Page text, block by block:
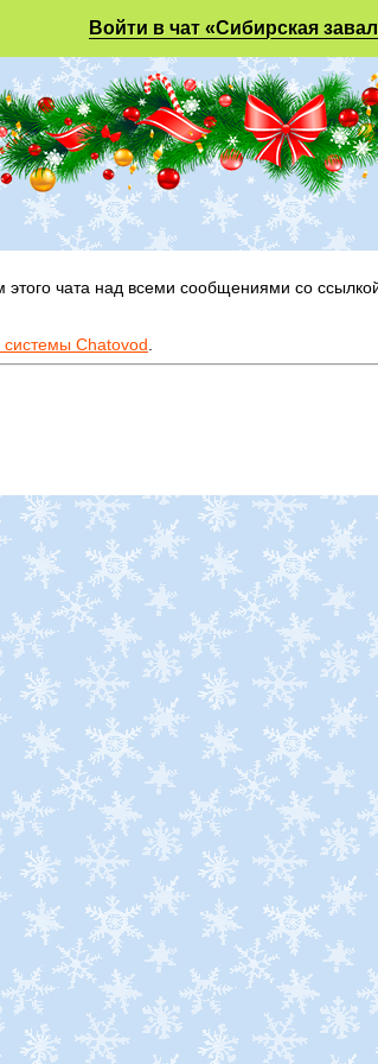
Войти в чат «Сибирская
чата над всеми сообщениями со
системы Chatovod